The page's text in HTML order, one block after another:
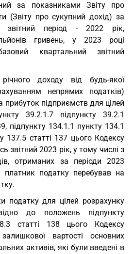
за показниками Звіту про
(Звіту про сукупний дохід) за
звітний період - 2022 рік,
гривень, у 2023 році
квартальний звітний
доходу від будь-якої
непрямих податків)
прибуток підприємств для цілей
39.2.1.7 підпункту 39.2.1
підпункту 134.1.1 пункту 134.1
137.5 статті 137 цього Кодексу
звітний 2023 рік, у тому числі з
отриманих за періоди 2023
податку перебував на
податку для цілей розрахунку
до положень підпункту
статті 138 цього Кодексу
вартості основних
активів, які були введені в